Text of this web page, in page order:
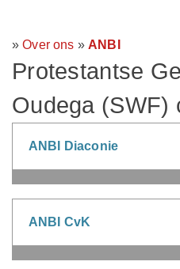
»Over ons » ANBI
Protestantse
Oudega (SWF)
ANBI Diaconie
ANBI CvK